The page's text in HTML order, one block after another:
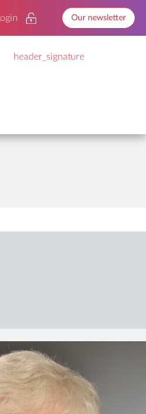
header_signature
Login Our newsletter